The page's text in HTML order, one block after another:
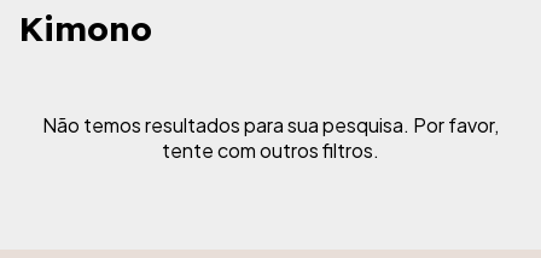
Kimono
Não temos resultados para sua pesquisa. Por favor,
tente com outros filtros.